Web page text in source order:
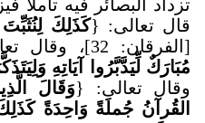
تزداد البصائر فيه تأملًا
قال تعالى: {كَذَلِكَ لِنُثَبِّتَ
[الفرقان: 32]، وقال تعالى: {
مُبَارَكٌ لِّيَدَّبَّرُوا آيَاتِهِ
وقال تعالى: {وَقَالَ
القُرآنُ جُملَةً وَاحِدَةً